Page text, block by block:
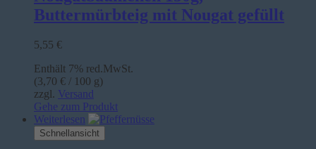
Buttermürbteig mit Nougat gefüllt
5,55 €
Enthält 7% red.MwSt.
(3,70 € / 100 g)
zzgl. Versand
Gehe zum Produkt
Weiterlesen
Schnellansicht